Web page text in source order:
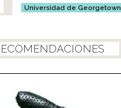
Universidad de Georgetown